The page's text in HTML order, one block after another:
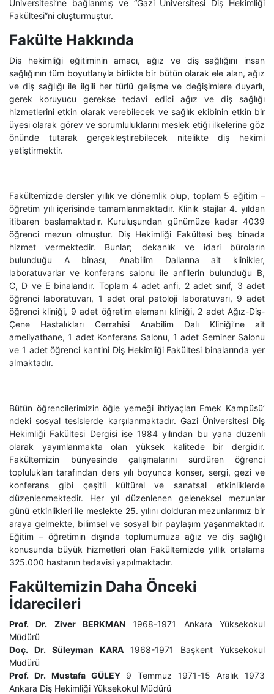
Üniversitesi’ne bağlanmış ve “Gazi Üniversitesi Diş Hekimliği
Fakültesi”ni oluşturmuştur.
Fakülte Hakkında
Diş hekimliği eğitiminin amacı, ağız ve diş sağlığını insan
sağlığının tüm boyutlarıyla birlikte bir bütün olarak ele alan, ağız
ve diş sağlığı ile ilgili her türlü gelişme ve değişimlere duyarlı,
gerek koruyucu gerekse tedavi edici ağız ve diş sağlığı
hizmetlerini etkin olarak verebilecek ve sağlık ekibinin etkin bir
üyesi olarak görev ve sorumluluklarını meslek etiği ilkelerine göz
önünde tutarak gerçekleştirebilecek nitelikte diş hekimi
yetiştirmektir.
Fakültemizde dersler yıllık ve dönemlik olup, toplam 5 eğitim –
öğretim yılı içerisinde tamamlanmaktadır. Klinik stajlar 4. yıldan
itibaren başlamaktadır. Kuruluşundan günümüze kadar 4039
öğrenci mezun olmuştur. Diş Hekimliği Fakültesi beş binada
hizmet vermektedir. Bunlar; dekanlık ve idari büroların
bulunduğu A binası, Anabilim Dallarına ait klinikler,
laboratuvarlar ve konferans salonu ile anfilerin bulunduğu B,
C, D ve E binalarıdır. Toplam 4 adet anfi, 2 adet sınıf, 3 adet
öğrenci laboratuvarı, 1 adet oral patoloji laboratuvarı, 9 adet
öğrenci kliniği, 9 adet öğretim elemanı kliniği, 2 adet Ağız-Diş-
Çene Hastalıkları Cerrahisi Anabilim Dalı Kliniği’ne ait
ameliyathane, 1 adet Konferans Salonu, 1 adet Seminer Salonu
ve 1 adet öğrenci kantini Diş Hekimliği Fakültesi binalarında yer
almaktadır.
Bütün öğrencilerimizin öğle yemeği ihtiyaçları Emek Kampüsü’
ndeki sosyal tesislerde karşılanmaktadır. Gazi Üniversitesi Diş
Hekimliği Fakültesi Dergisi ise 1984 yılından bu yana düzenli
olarak yayımlanmakta olan yüksek kalitede bir dergidir.
Fakültemizin bünyesinde çalışmalarını sürdüren öğrenci
toplulukları tarafından ders yılı boyunca konser, sergi, gezi ve
konferans gibi çeşitli kültürel ve sanatsal etkinliklerde
düzenlenmektedir. Her yıl düzenlenen geleneksel mezunlar
günü etkinlikleri ile meslekte 25. yılını dolduran mezunlarımız bir
araya gelmekte, bilimsel ve sosyal bir paylaşım yaşanmaktadır.
Eğitim – öğretimin dışında toplumumuza ağız ve diş sağlığı
konusunda büyük hizmetleri olan Fakültemizde yıllık ortalama
325.000 hastanın tedavisi yapılmaktadır.
Fakültemizin Daha Önceki
İdarecileri
Prof. Dr. Ziver BERKMAN 1968-1971 Ankara Yüksekokul
Müdürü
Doç. Dr. Süleyman KARA 1968-1971 Başkent Yüksekokul
Müdürü
Prof. Dr. Mustafa GÜLEY 9 Temmuz 1971-15 Aralık 1973
Ankara Diş Hekimliği Yüksekokul Müdürü